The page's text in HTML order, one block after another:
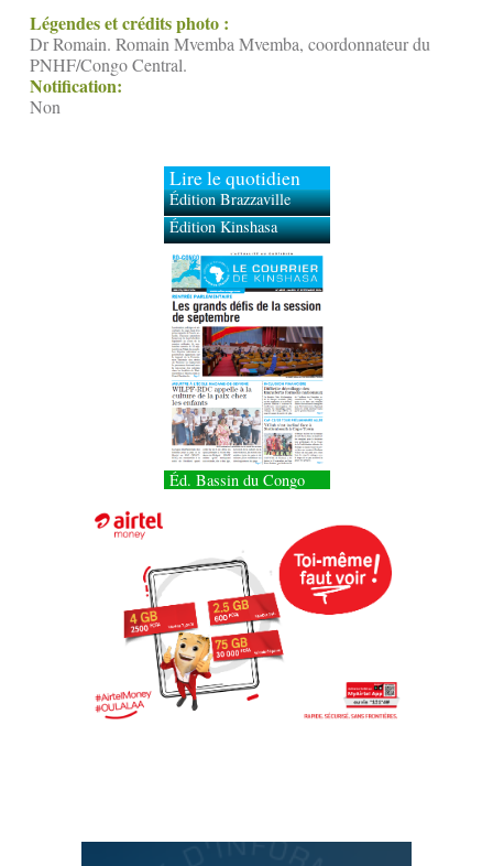
Légendes et crédits photo :
Dr Romain. Romain Mvemba Mvemba, coordonnateur du
PNHF/Congo Central.
Notification:
Non
Lire le quotidien
Édition Brazzaville
Édition Kinshasa
Éd. Bassin du Congo